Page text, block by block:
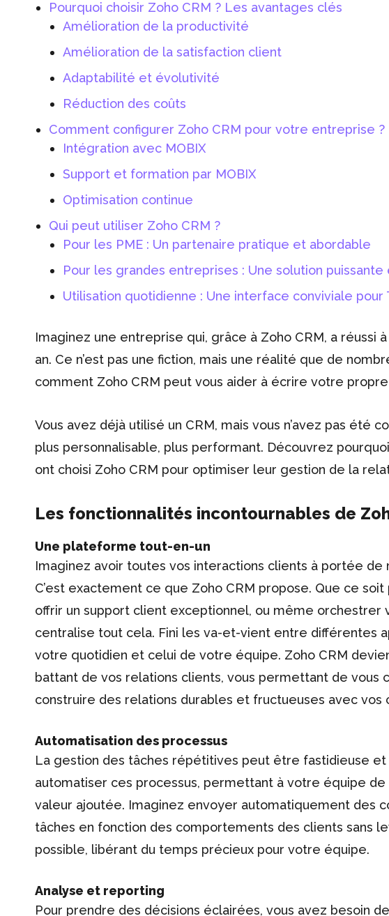
Pourquoi choisir Zoho CRM ? Les avantages clés
Amélioration de la productivité
Amélioration de la satisfaction client
Adaptabilité et évolutivité
Réduction des coûts
Comment configurer Zoho CRM pour votre entreprise ?
Intégration avec MOBIX
Support et formation par MOBIX
Optimisation continue
Qui peut utiliser Zoho CRM ?
Pour les PME : Un partenaire pratique et abordable
Pour les grandes entreprises : Une solution
Utilisation quotidienne : Une interface conviviale pour
Imaginez une entreprise qui, grâce à Zoho CRM, a réussi
an. Ce n’est pas une fiction, mais une réalité que de
comment Zoho CRM peut vous aider à écrire votre
Vous avez déjà utilisé un CRM, mais vous n’avez pas été
plus personnalisable, plus performant. Découvrez
ont choisi Zoho CRM pour optimiser leur gestion de la
Les fonctionnalités incontournables de
Une plateforme tout-en-un
Imaginez avoir toutes vos interactions clients à portée
C’est exactement ce que Zoho CRM propose. Que ce
offrir un support client exceptionnel, ou même orchestrer
centralise tout cela. Fini les va-et-vient entre différentes
votre quotidien et celui de votre équipe. Zoho CRM
battant de vos relations clients, vous permettant de vous
construire des relations durables et fructueuses avec vos
Automatisation des processus
La gestion des tâches répétitives peut être fastidieuse et
automatiser ces processus, permettant à votre équipe
valeur ajoutée. Imaginez envoyer automatiquement des
tâches en fonction des comportements des clients sans
possible, libérant du temps précieux pour votre équipe.
Analyse et reporting
Pour prendre des décisions éclairées, vous avez besoin